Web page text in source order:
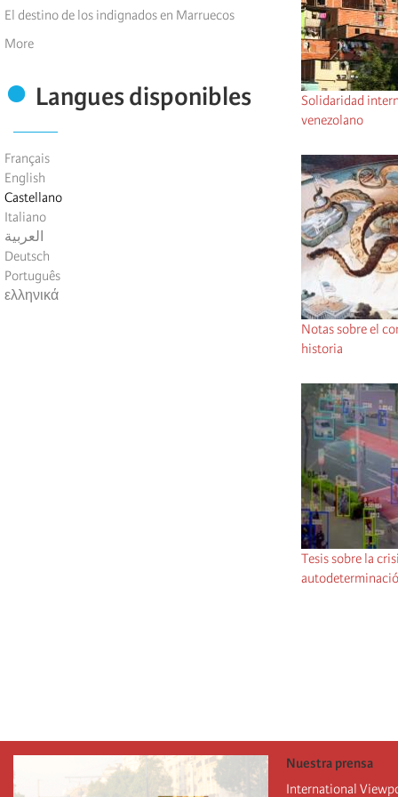
El destino de los indignados en Marruecos
More
Langues disponibles
Français
English
Castellano
Italiano
العربية
Deutsch
Português
ελληνικά
Solidaridad
venezolano
Notas sobre el
historia
Tesis sobre la
Nuestra prensa
International